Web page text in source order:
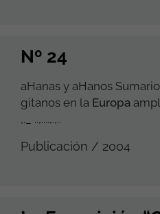
Nº 24
aHanas y aHanos
gitanos en la Europa
,._ ..,....,.,..
Publicación / 2004